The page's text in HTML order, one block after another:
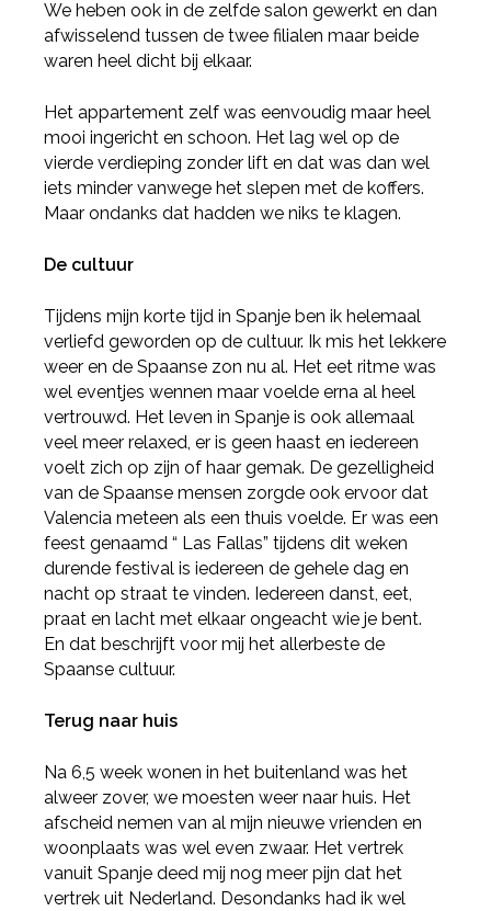
We heben ook in de zelfde salon gewerkt en dan
afwisselend tussen de twee filialen maar beide
waren heel dicht bij elkaar.
Het appartement zelf was eenvoudig maar heel
mooi ingericht en schoon. Het lag wel op de
vierde verdieping zonder lift en dat was dan wel
iets minder vanwege het slepen met de koffers.
Maar ondanks dat hadden we niks te klagen.
De cultuur
Tijdens mijn korte tijd in Spanje ben ik helemaal
verliefd geworden op de cultuur. Ik mis het lekkere
weer en de Spaanse zon nu al. Het eet ritme was
wel eventjes wennen maar voelde erna al heel
vertrouwd. Het leven in Spanje is ook allemaal
veel meer relaxed, er is geen haast en iedereen
voelt zich op zijn of haar gemak. De gezelligheid
van de Spaanse mensen zorgde ook ervoor dat
Valencia meteen als een thuis voelde. Er was een
feest genaamd “ Las Fallas” tijdens dit weken
durende festival is iedereen de gehele dag en
nacht op straat te vinden. Iedereen danst, eet,
praat en lacht met elkaar ongeacht wie je bent.
En dat beschrijft voor mij het allerbeste de
Spaanse cultuur.
Terug naar huis
Na 6,5 week wonen in het buitenland was het
alweer zover, we moesten weer naar huis. Het
afscheid nemen van al mijn nieuwe vrienden en
woonplaats was wel even zwaar. Het vertrek
vanuit Spanje deed mij nog meer pijn dat het
vertrek uit Nederland. Desondanks had ik wel
Deel via Twitter
Deel via LinkedIn